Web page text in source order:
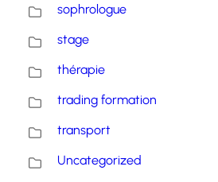
sophrologue
stage
thérapie
trading formation
transport
Uncategorized